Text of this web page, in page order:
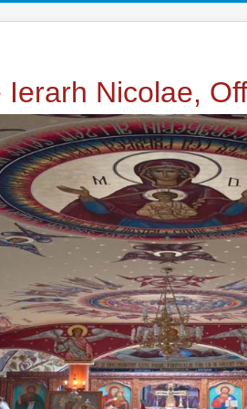
Nicolae,